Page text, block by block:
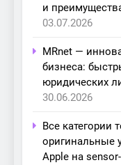
и
03.07.2026
MRnet —
бизнеса:
юридических
30.06.2026
Все категории
оригинальные
Apple на